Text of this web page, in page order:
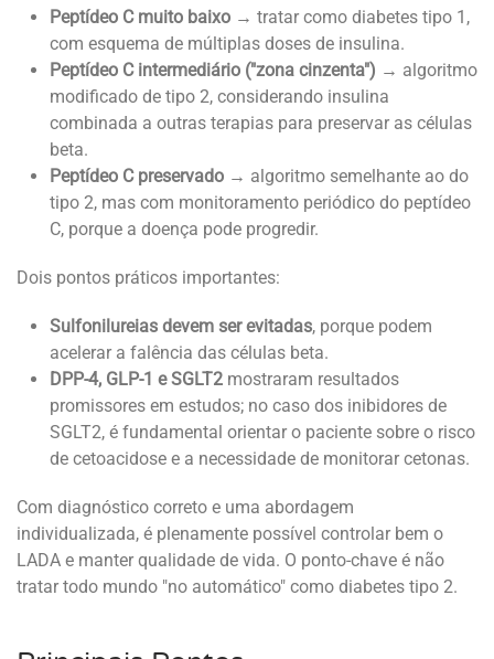
Peptídeo C muito baixo → tratar como diabetes tipo 1,
com esquema de múltiplas doses de insulina.
Peptídeo C intermediário ("zona cinzenta") → algoritmo
modificado de tipo 2, considerando insulina
combinada a outras terapias para preservar as células
beta.
Peptídeo C preservado → algoritmo semelhante ao do
tipo 2, mas com monitoramento periódico do peptídeo
C, porque a doença pode progredir.
Dois pontos práticos importantes:
Sulfonilureias devem ser evitadas, porque podem
acelerar a falência das células beta.
DPP-4, GLP-1 e SGLT2 mostraram resultados
promissores em estudos; no caso dos inibidores de
SGLT2, é fundamental orientar o paciente sobre o risco
de cetoacidose e a necessidade de monitorar cetonas.
Com diagnóstico correto e uma abordagem
individualizada, é plenamente possível controlar bem o
LADA e manter qualidade de vida. O ponto-chave é não
tratar todo mundo "no automático" como diabetes tipo 2.